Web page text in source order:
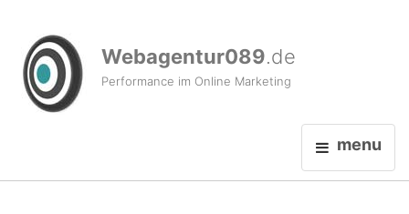
Webagentur089.de
Performance im Online Marketing
menu